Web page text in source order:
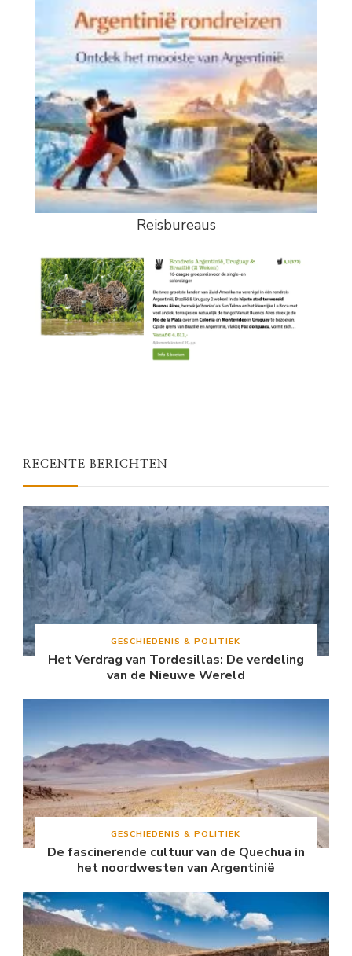
Reisbureaus
RECENTE BERICHTEN
GESCHIEDENIS & POLITIEK
Het Verdrag van Tordesillas: De verdeling
van de Nieuwe Wereld
GESCHIEDENIS & POLITIEK
De fascinerende cultuur van de Quechua in
het noordwesten van Argentinië